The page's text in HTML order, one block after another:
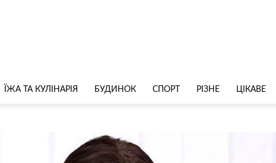
ЇЖА ТА КУЛІНАРІЯ БУДИНОК СПОРТ РІЗНЕ ЦІКАВЕ